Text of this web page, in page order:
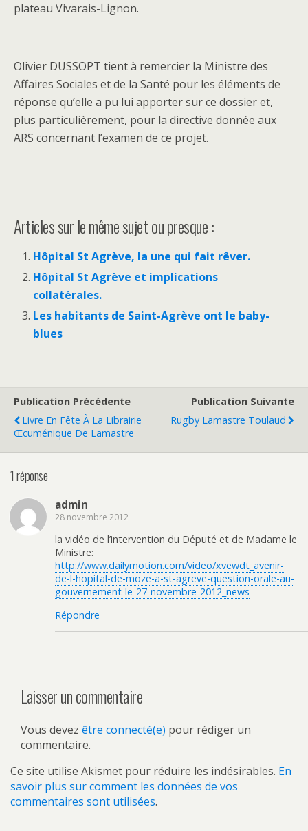
plateau Vivarais-Lignon.
Olivier DUSSOPT tient à remercier la Ministre des
Affaires Sociales et de la Santé pour les éléments de
réponse qu’elle a pu lui apporter sur ce dossier et,
plus particulièrement, pour la directive donnée aux
ARS concernant l’examen de ce projet.
Articles sur le même sujet ou presque :
Hôpital St Agrève, la une qui fait rêver.
Hôpital St Agrève et implications
collatérales.
Les habitants de Saint-Agrève ont le baby-
blues
Publication Précédente
Livre En Fête À La Librairie
Œcuménique De Lamastre
Publication Suivante
Rugby Lamastre Toulaud
1 réponse
admin
28 novembre 2012
la vidéo de l’intervention du Député et de Madame le
Ministre:
http://www.dailymotion.com/video/xvewdt_avenir-
de-l-hopital-de-moze-a-st-agreve-question-orale-au-
gouvernement-le-27-novembre-2012_news
Répondre
Laisser un commentaire
Vous devez être connecté(e) pour rédiger un
commentaire.
Ce site utilise Akismet pour réduire les indésirables. En
savoir plus sur comment les données de vos
commentaires sont utilisées.